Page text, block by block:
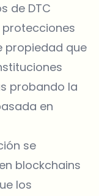
de DTC
propiedad que
probando la
en
se
blockchains
los